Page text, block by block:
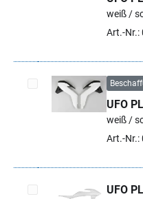
Artikel auswählen
weiß /
Art.-Nr.:
Artikel auswählen
UFO
weiß /
Art.-Nr.:
UFO